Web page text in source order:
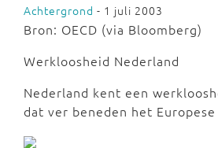
Achtergrond - 1 juli 2003
Bron: OECD (via Bloomberg)
Werkloosheid Nederland
Nederland kent een
dat ver beneden het